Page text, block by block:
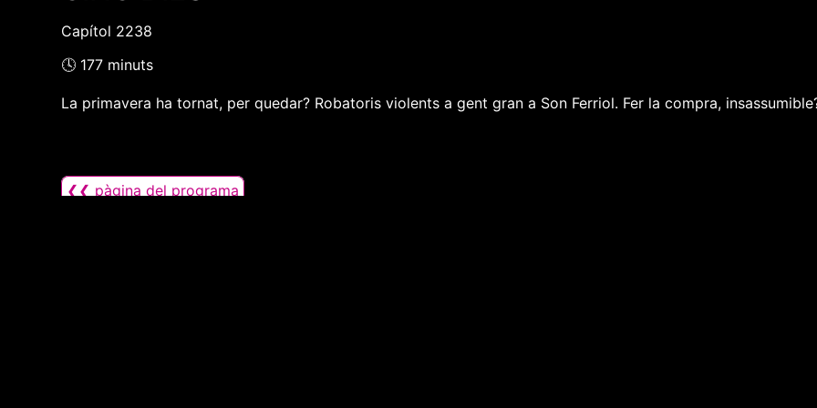
Capítol 2238
🕓 177 minuts
La primavera ha tornat, per quedar? Robatoris violents a gent gran a Son Ferriol. Fer la compra,
❮❮ pàgina del programa